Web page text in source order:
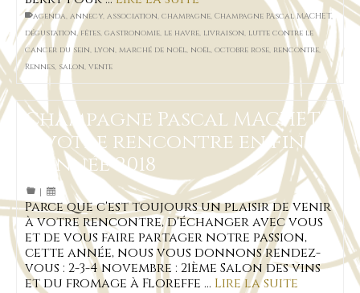
agenda, annecy, association, champagne, Champagne PAscal MACHET,
dégustation,fêtes, gastronomie, le havre, livraison, lutte contre le
cancer du sein, lyon, marché de noël, noël, octobre rose, rencontre,
Rennes, salon, vente
Champagne Pascal MACHET
à votre rencontre en fin
d’année 2018
|
Parce que c'est toujours un plaisir de venir
à votre rencontre, d'échanger avec vous
et de vous faire partager notre passion,
cette année, nous vous donnons rendez-
vous : 2-3-4 novembre : 21ème Salon des vins
et du fromage à Floreffe … Lire la suite